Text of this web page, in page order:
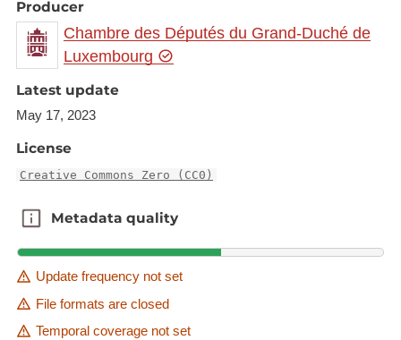
Producer
Chambre des Députés du Grand-Duché de
Luxembourg
Latest update
May 17, 2023
License
Creative Commons Zero (CC0)
Metadata quality
Metadata quality
Update frequency not set
File formats are closed
Temporal coverage not set